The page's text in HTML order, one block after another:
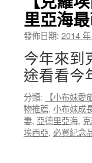
里亞海
發佈日期: 2014
今年來到
途看看
分類: 【小布妹愛
物推薦, 小布妹成
妻, 亞德里亞海,
埃西亞, 必買紀念